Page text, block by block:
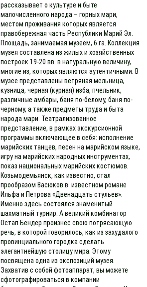
рассказывает о культуре и быте
малочисленного народа – горных мари,
местом проживания которых является
правобережная часть Республики Марий Эл.
Площадь, занимаемая музеем, 6 га. Коллекция
музея составлена из жилых и хозяйственных
построек 19-20 вв. в натуральную величину,
многие из, которых являются аутентичными. В
музее представлены ветряная мельница,
кузница, черная (курная) изба, пчельник,
различные амбары, баня по-белому, баня по-
черному, а также предметы труда и быта
народа мари. Театрализованное
представление, в рамках экскурсионной
программы включающее в себя: исполнение
марийских танцев, песен на марийском языке,
игру на марийских народных инструментах,
показ национальных марийских костюмов.
Козьмодемьянск, как известно, стал
прообразом Васюков в известном романе
Ильфа и Петрова «Двенадцать стульев».
Именно здесь состоялся знаменитый
шахматный турнир. А великий комбинатор
Остап Бендер произнес свою потрясающую
речь, в которой говорилось, как из захудалого
провинциального городка сделать
элегантнейшую столицу мира. Этому
посвящена одна из экспозиций музея.
Захватив с собой фотоаппарат, вы можете
сфотографироваться в компании